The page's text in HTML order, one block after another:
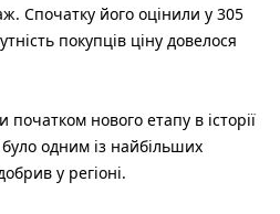
Спочатку його оцінили у 305
покупців ціну довелося
нового етапу в історії
одним із найбільших
у регіоні.